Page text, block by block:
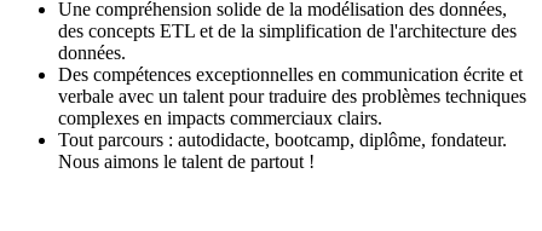
Une compréhension solide de la modélisation des données,
des concepts ETL et de la simplification de l'architecture des
données.
Des compétences exceptionnelles en communication écrite et
verbale avec un talent pour traduire des problèmes techniques
complexes en impacts commerciaux clairs.
Tout parcours : autodidacte, bootcamp, diplôme, fondateur.
Nous aimons le talent de partout !